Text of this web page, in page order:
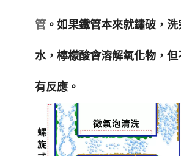
管 。如果鐵管本來就鏽破，
水，檸檬酸會溶解氧化物，
有反應。